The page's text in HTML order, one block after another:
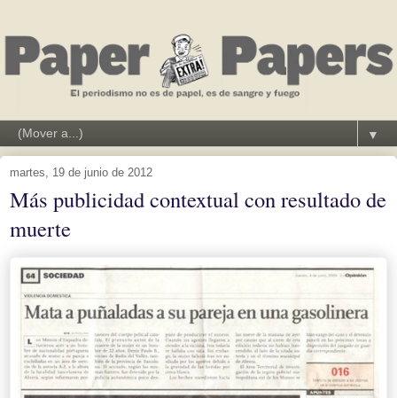
▼
martes, 19 de junio de 2012
Más publicidad contextual con resultado de
muerte